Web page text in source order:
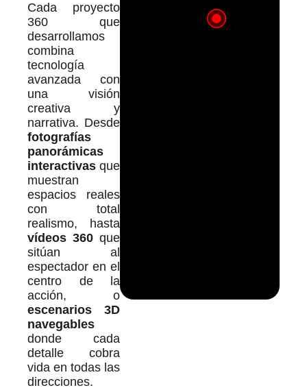
Cada proyecto
360 que
desarrollamos
combina
tecnología
avanzada con
una visión
creativa y
narrativa. Desde
fotografías
panorámicas
interactivas que
muestran
espacios reales
con total
realismo, hasta
vídeos 360 que
sitúan al
espectador en el
centro de la
acción, o
escenarios 3D
navegables
donde cada
detalle cobra
vida en todas las
direcciones.